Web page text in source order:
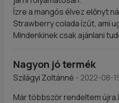
Ízre a mangós élvez előnyt
Strawberry colada ízűt, ami
Mindenkinek csak ajánlani
Nagyon jó termék
Szilágyi Zoltánné - 2022-08-
Már többször rendeltem